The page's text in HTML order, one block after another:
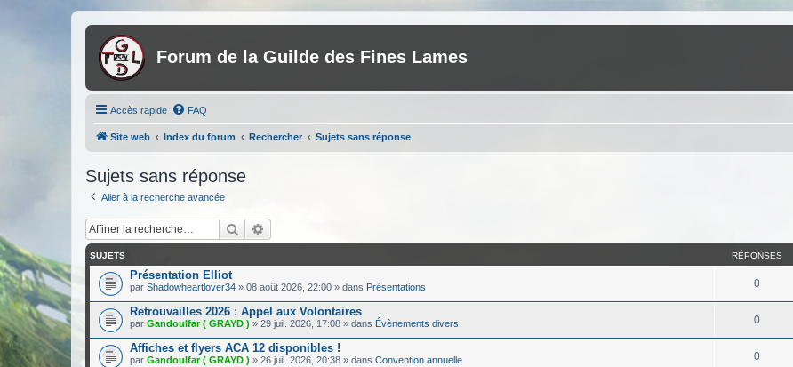
Forum de la Guilde des Fines Lames
Accès rapide FAQ
Site web Index du forum Rechercher Sujets sans réponse
Sujets sans réponse
Aller à la recherche avancée
Rechercher
SUJETS RÉPONSES
Présentation Elliot
par Shadowheartlover34 » 08 août 2026, 22:00 » dans Présentations 0
Retrouvailles 2026 : Appel aux Volontaires
par Gandoulfar ( GRAYD ) » 29 juil. 2026, 17:08 » dans Évènements divers 0
Affiches et flyers ACA 12 disponibles !
par Gandoulfar ( GRAYD ) » 26 juil. 2026, 20:38 » dans Convention annuelle 0